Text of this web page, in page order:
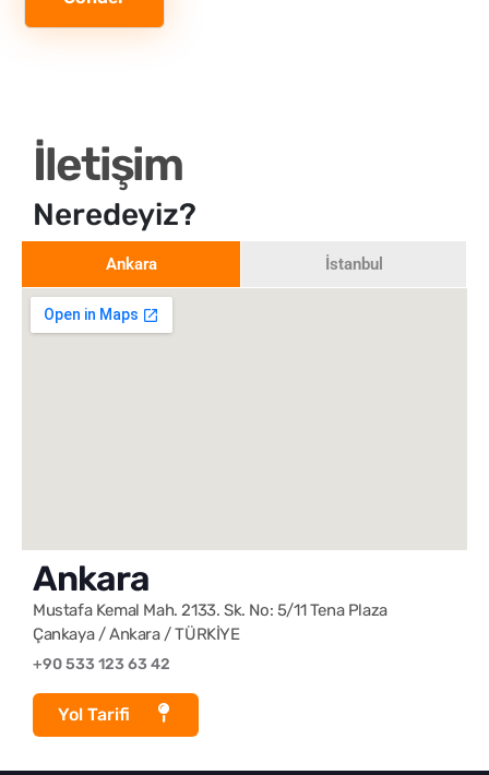
İletişim
Neredeyiz?
Ankara İstanbul
Ankara
Mustafa Kemal Mah. 2133. Sk. No: 5/11 Tena Plaza
Çankaya / Ankara / TÜRKİYE
+90 533 123 63 42
Yol Tarifi